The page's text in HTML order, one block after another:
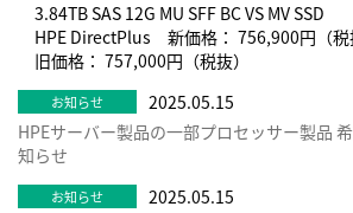
3.84TB SAS 12G MU SFF BC VS MV SSD
HPE DirectPlus 新価格： 756,900円（税
旧価格： 757,000円（税抜）
2025.05.15
HPEサーバー製品の一部プロセッサー製品
知らせ
2025.05.15